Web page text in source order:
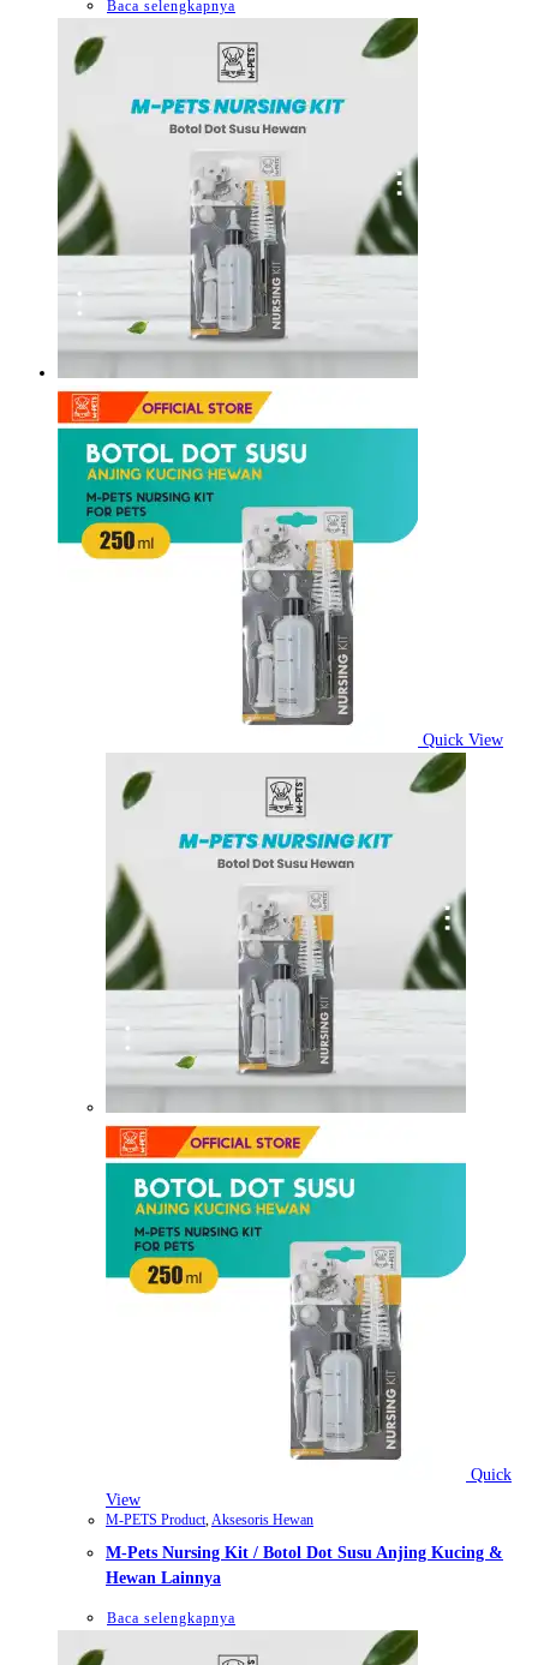
Baca selengkapnya
Quick View
Quick
View
M-PETS Product Aksesoris Hewan
M-Pets Nursing Kit / Botol Dot Susu Anjing Kucing &
Hewan Lainnya
Baca selengkapnya